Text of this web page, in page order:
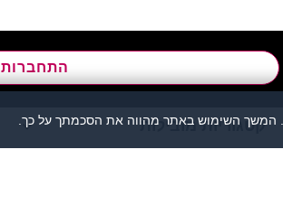
התחברות
קטגוריות מובילות
. המשך השימוש באתר מהווה את הסכמתך על כך.